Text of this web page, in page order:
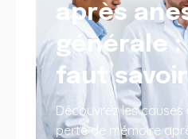
après
générale :
faut savoir
Découvrez les
perte de mémoire